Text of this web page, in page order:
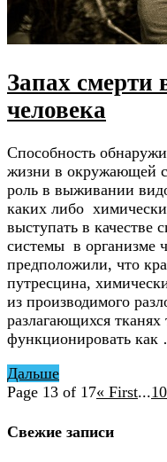
Запах смерти
человека
Способность
жизни в окружающей
роль в выживании
каких либо
выступать в качестве
системы в организме
предположили, что
путресцина,
из производимого
разлагающихся
функционировать как
Дальше
Page 13 of 17« First...10
Свежие записи